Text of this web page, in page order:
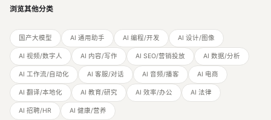
浏览其他分类
国产大模型 AI 通用助手 AI 编程/开发 AI 设计/图像
AI 视频/数字人 AI 内容/写作 AI SEO/营销投放 AI 数据/分析
AI 工作流/自动化 AI 客服/对话 AI 音频/播客 AI 电商
AI 翻译/本地化 AI 教育/研究 AI 效率/办公 AI 法律
AI 招聘/HR AI 健康/营养